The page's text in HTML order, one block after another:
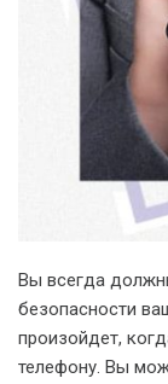
Вы всегда
безопасности
произойдет,
телефону. Вы